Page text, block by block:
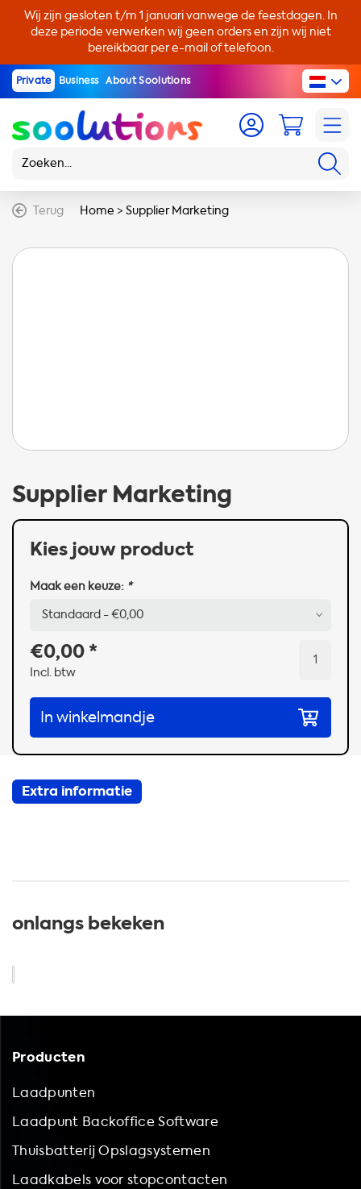
Wij zijn gesloten t/m 1 januari vanwege de feestdagen. In
deze periode verwerken wij geen orders en zijn wij niet
bereikbaar per e-mail of telefoon.
Private Business About Soolutions
Terug Home >Supplier Marketing
Supplier Marketing
Kies jouw product
Maak een keuze: *
€0,00*
Incl. btw
In winkelmandje
Extra informatie
onlangs bekeken
Producten
Laadpunten
Laadpunt Backoffice Software
Thuisbatterij Opslagsystemen
Laadkabels voor stopcontacten